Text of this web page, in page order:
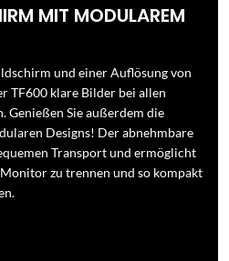
MIT MODULAREM
und einer Auflösung von
TF600 klare Bilder bei allen
Genießen Sie außerdem die
Designs! Der abnehmbare
Transport und ermöglicht
zu trennen und so kompakt